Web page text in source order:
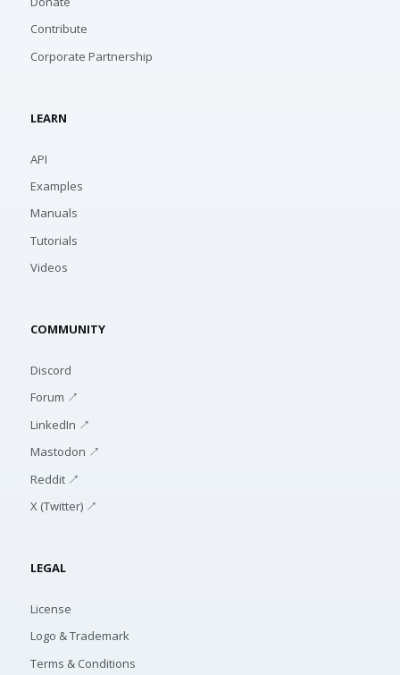
Contribute
Corporate Partnership
LEARN
API
Examples
Manuals
Tutorials
Videos
COMMUNITY
Discord
Forum ↗
LinkedIn ↗
Mastodon ↗
Reddit ↗
X (Twitter) ↗
LEGAL
License
Logo & Trademark
Terms & Conditions